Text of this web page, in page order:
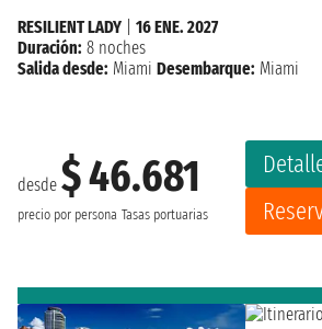
desde $ 46.681
precio por persona Tasas portuarias
RESILIENT LADY
16 ENE. 2027
Duración: 8 noches
Salida desde: Miami Desembarque: Miami